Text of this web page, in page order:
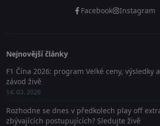
Facebook Instagram
Nejnovější články
F1 Čína 2026: program Velké ceny, výsledky
závod živě
14. 03. 2026
Rozhodne se dnes v předkolech play off
zbývajících postupujících? Sledujte živě